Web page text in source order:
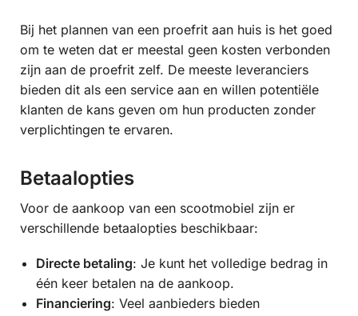
Bij het plannen van een proefrit aan huis is het goed
om te weten dat er meestal geen kosten verbonden
zijn aan de proefrit zelf. De meeste leveranciers
bieden dit als een service aan en willen potentiële
klanten de kans geven om hun producten zonder
verplichtingen te ervaren.
Betaalopties
Voor de aankoop van een scootmobiel zijn er
verschillende betaalopties beschikbaar:
Directe betaling: Je kunt het volledige bedrag in
één keer betalen na de aankoop.
Financiering: Veel aanbieders bieden